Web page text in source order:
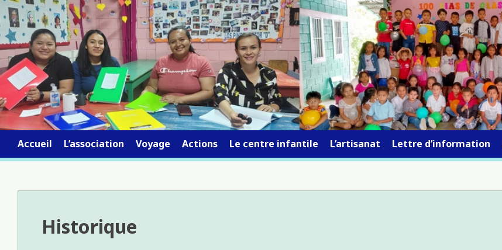
Skip
to
content
Accueil L’association Voyage Actions Le centre infantile L’artisanat Lettre d’information
Historique